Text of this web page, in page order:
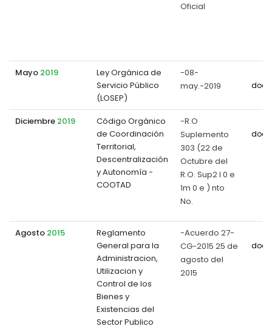
Oficial
Mayo 2019
Ley Orgánica de
Servicio Público
(LOSEP)
-08-
may.-2019
Diciembre 2019
Código Orgánico
de Coordinación
Territorial,
Descentralización
y Autonomía -
COOTAD
-R.O
Suplemento
303 (22 de
Octubre del
R.O. Sup2 l 0 e
1m 0 e ) nto
No.
Agosto 2015
Reglamento
General para la
Administracion,
Utilizacion y
Control de los
Bienes y
Existencias del
Sector Publico
-Acuerdo 27-
CG-2015 25 de
agosto del
2015